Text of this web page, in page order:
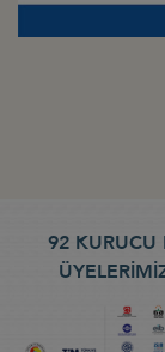
92 KURUCU